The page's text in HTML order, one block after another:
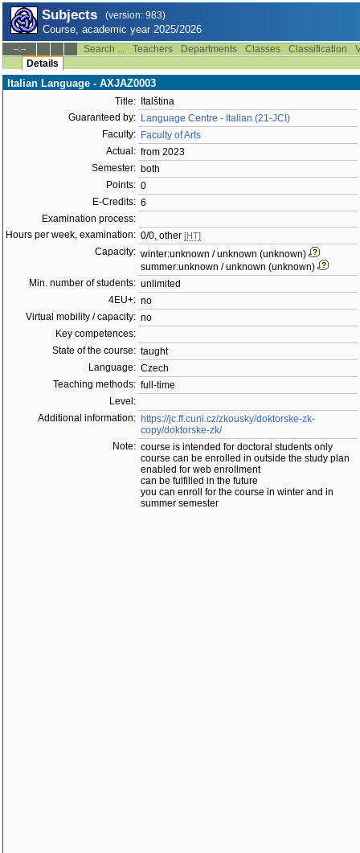
Subjects (version: 983)
Course, academic year 2025/2026
--:-- Search ... Teachers Departments Classes Classification
Details
Italian Language - AXJAZ0003
Title:
Italština
Guaranteed by: Language Centre - Italian (21-JCI)
Faculty: Faculty of Arts
Actual: from 2023
Semester: both
Points: 0
E-Credits: 6
Examination process:
Hours per week, examination: 0/0, other [HT]
Capacity: winter:unknown / unknown (unknown)
summer:unknown / unknown (unknown)
Min. number of students: unlimited
4EU+: no
Virtual mobility / capacity: no
Key competences:
State of the course: taught
Language: Czech
Teaching methods: full-time
Level:
Additional information: https://jc.ff.cuni.cz/zkousky/doktorske-zk-
copy/doktorske-zk/
Note: course is intended for doctoral students only
course can be enrolled in outside the study plan
enabled for web enrollment
can be fulfilled in the future
you can enroll for the course in winter and in
summer semester